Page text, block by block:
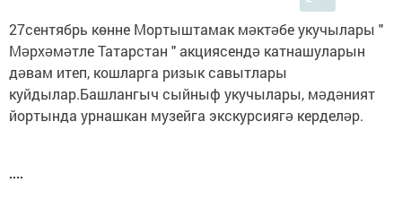
27сентябрь көнне Мортыштамак мəктəбе укучылары "
Мəрхəмəтле Татарстан " акциясендə катнашуларын
дəвам итеп, кошларга ризык савытлары
куйдылар.Башлангыч сыйныф укучылары, мəдəният
йортында урнашкан музейга экскурсиягə керделəр.